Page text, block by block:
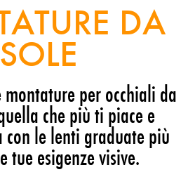
DA
SOLE
montature per occhiali da
che più ti piace e
con le lenti graduate più
tue esigenze visive.